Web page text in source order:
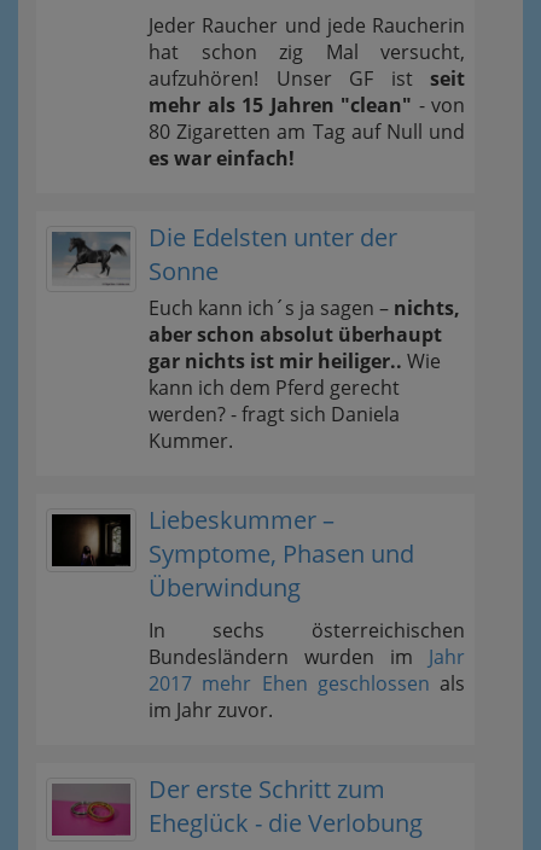
Jeder Raucher und jede Raucherin
hat schon zig Mal versucht,
aufzuhören! Unser GF ist seit
mehr als 15 Jahren "clean" - von
80 Zigaretten am Tag auf Null und
es war einfach!
Die Edelsten unter der
Sonne
Euch kann ich´s ja sagen – nichts,
aber schon absolut überhaupt
gar nichts ist mir heiliger.. Wie
kann ich dem Pferd gerecht
werden? - fragt sich Daniela
Kummer.
Liebeskummer –
Symptome, Phasen und
Überwindung
In sechs österreichischen
Bundesländern wurden im Jahr
2017 mehr Ehen geschlossen als
im Jahr zuvor.
Der erste Schritt zum
Eheglück - die Verlobung